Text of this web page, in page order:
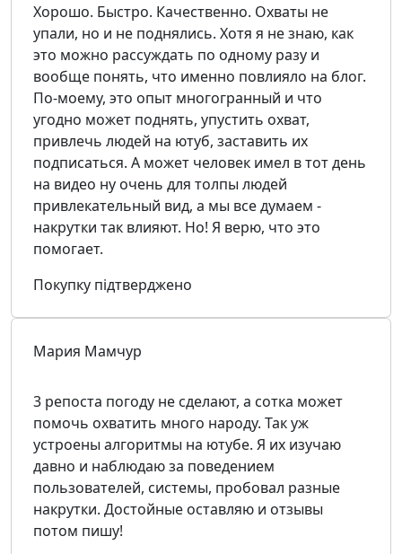
Хорошо. Быстро. Качественно. Охваты не
упали, но и не поднялись. Хотя я не знаю, как
это можно рассуждать по одному разу и
вообще понять, что именно повлияло на блог.
По-моему, это опыт многогранный и что
угодно может поднять, упустить охват,
привлечь людей на ютуб, заставить их
подписаться. А может человек имел в тот день
на видео ну очень для толпы людей
привлекательный вид, а мы все думаем -
накрутки так влияют. Но! Я верю, что это
помогает.
Покупку підтверджено
Мария Мамчур
3 репоста погоду не сделают, а сотка может
помочь охватить много народу. Так уж
устроены алгоритмы на ютубе. Я их изучаю
давно и наблюдаю за поведением
пользователей, системы, пробовал разные
накрутки. Достойные оставляю и отзывы
потом пишу!